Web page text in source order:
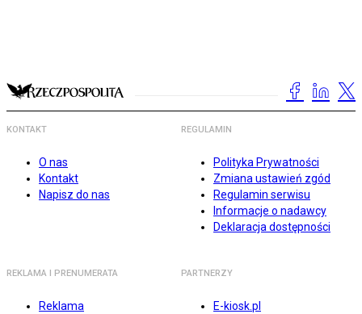
KONTAKT
O nas
Kontakt
Napisz do nas
REGULAMIN
Polityka Prywatności
Zmiana ustawień zgód
Regulamin serwisu
Informacje o nadawcy
Deklaracja dostępności
REKLAMA I PRENUMERATA
Reklama
PARTNERZY
E-kiosk.pl